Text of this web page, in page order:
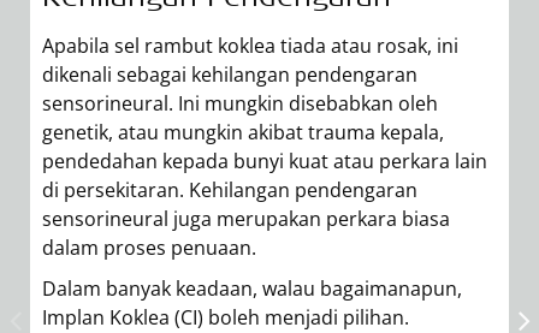
Apabila sel rambut koklea tiada atau rosak, ini
dikenali sebagai kehilangan pendengaran
sensorineural. Ini mungkin disebabkan oleh
genetik, atau mungkin akibat trauma kepala,
pendedahan kepada bunyi kuat atau perkara lain
di persekitaran. Kehilangan pendengaran
sensorineural juga merupakan perkara biasa
dalam proses penuaan.
Dalam banyak keadaan, walau bagaimanapun,
Implan Koklea (CI) boleh menjadi pilihan.